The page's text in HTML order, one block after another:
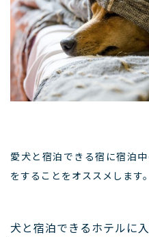
愛犬と宿泊できる宿に宿泊
をすることをオススメします。
犬と宿泊できるホテルに